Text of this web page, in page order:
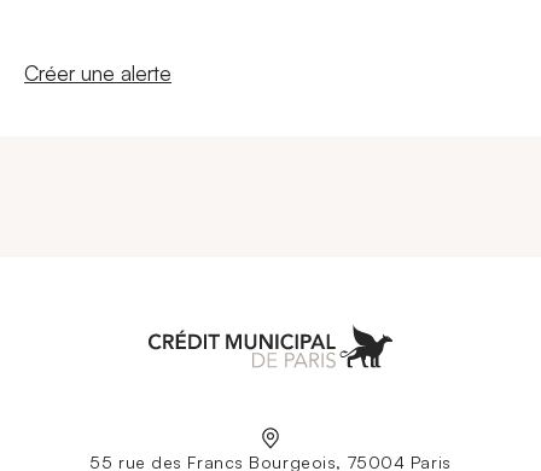
Nouvelle fenêtre
Créer une alerte
55 rue des Francs Bourgeois, 75004 Paris